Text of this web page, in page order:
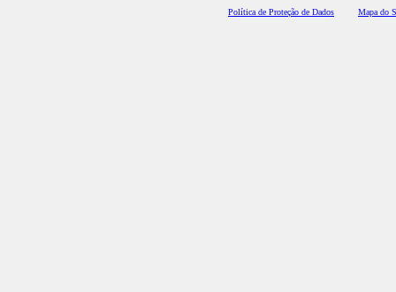
Política de Proteção de Dados Mapa do